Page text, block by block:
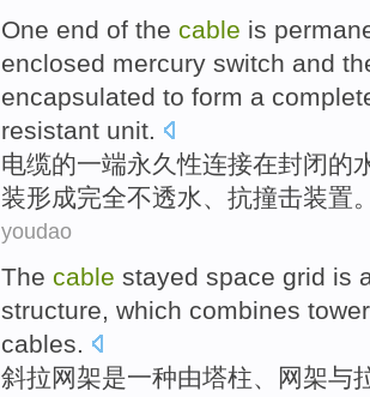
One end of the cable is
enclosed mercury switch and
encapsulated to form a
resistant unit.
电缆的一端永久性连接在封闭的
装形成完全不透水、抗撞击装置
youdao
The cable stayed space grid is
structure, which combines
cables.
斜拉网架是一种由塔柱、 网架与